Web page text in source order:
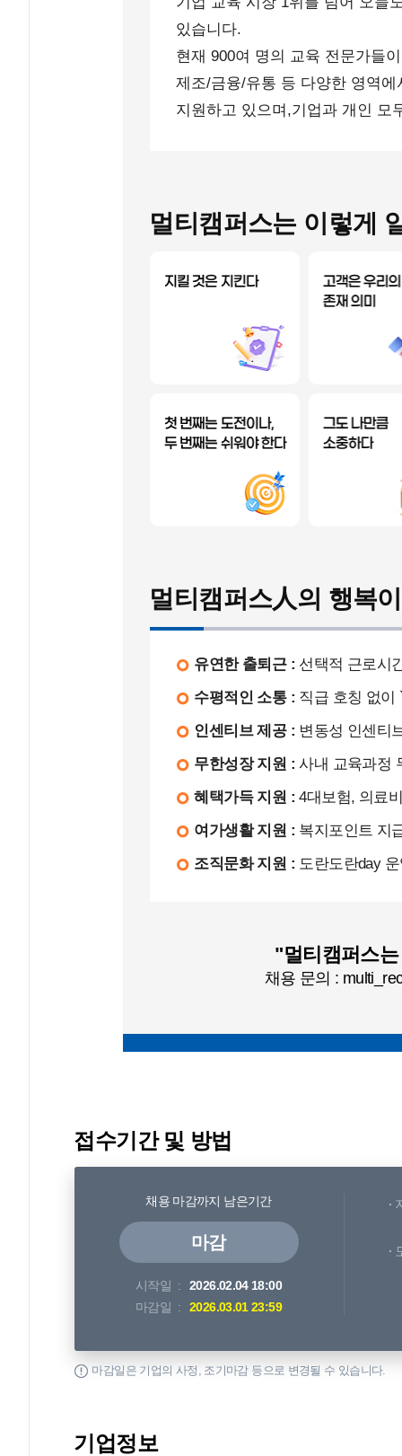
있습니다.
현재 900여 명의 교육 전문가들
제조/금융/유통 등 다양한 영역
지원하고 있으며,기업과 개인 모
멀티캠퍼스는 이렇게
멀티캠퍼스人의 행복
유연한 출퇴근 : 선택적 근로시
수평적인 소통 : 직급 호칭 없이
인센티브 제공 : 변동성 인센티
무한성장 지원 :사내 교육과정
혜택가득 지원 :4대보험, 의료
여가생활 지원 : 복지포인트 지
조직문화 지원 : 도란도란day
"멀티캠퍼스
채용 문의 :
접수기간 및 방법
채용 마감까지 남은기간
마감
시작일
2026.02.04 18:00
마감일
2026.03.01 23:59
마감일은 기업의 사정, 조기마감 등으로 변경될 수 있습니다.
기업정보